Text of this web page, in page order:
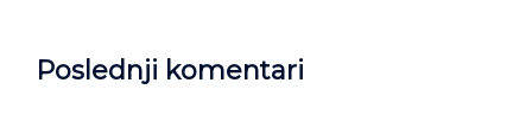
Poslednji komentari